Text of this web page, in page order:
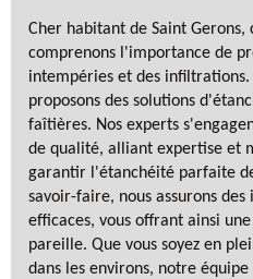
Cher habitant de Saint Gerons,
comprenons l'importance de
intempéries et des infiltrations.
proposons des solutions
faîtières. Nos experts
de qualité, alliant expertise et
garantir l'étanchéité parfaite
savoir-faire, nous assurons
efficaces, vous offrant ainsi
pareille. Que vous soyez en
dans les environs, notre